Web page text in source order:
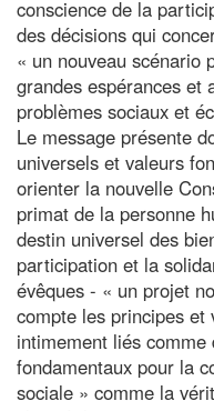
conscience de la
des décisions qui
« un nouveau scénario
grandes espérances et
problèmes sociaux et
Le message présente
universels et valeurs
orienter la nouvelle
primat de la personne
destin universel des
participation et la
évêques - « un projet
compte les principes
intimement liés
fondamentaux pour la
sociale » comme la